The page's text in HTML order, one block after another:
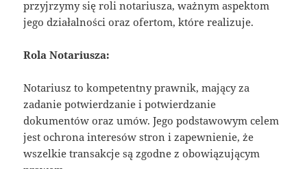
przyjrzymy się roli notariusza, ważnym aspektom
jego działalności oraz ofertom, które realizuje.
Rola Notariusza:
Notariusz to kompetentny prawnik, mający za
zadanie potwierdzanie i potwierdzanie
dokumentów oraz umów. Jego podstawowym celem
jest ochrona interesów stron i zapewnienie, że
wszelkie transakcje są zgodne z obowiązującym